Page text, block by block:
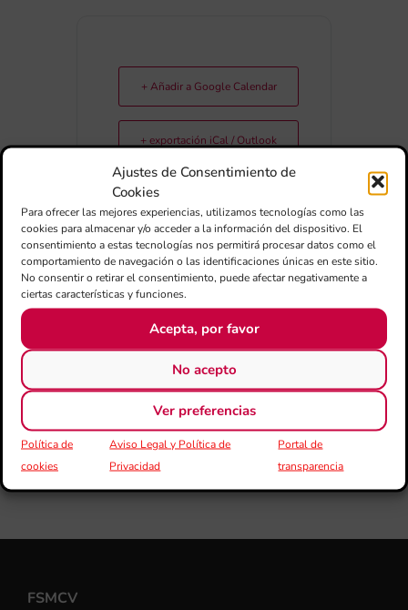
Ajustes de Consentimiento de
Cookies
Para ofrecer las mejores experiencias, utilizamos tecnologías como las
cookies para almacenar y/o acceder a la información del dispositivo. El
consentimiento a estas tecnologías nos permitirá procesar datos como el
comportamiento de navegación o las identificaciones únicas en este sitio.
No consentir o retirar el consentimiento, puede afectar negativamente a
ciertas características y funciones.
Acepta, por favor
No acepto
Ver preferencias
Política de
cookies
Aviso Legal y Política de
Privacidad
Portal de
transparencia
+ Añadir a Google Calendar
+ exportación iCal / Outlook
COMPARTIR ESTE EVENTO
FSMCV